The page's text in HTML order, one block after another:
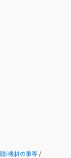
影機材の事等/